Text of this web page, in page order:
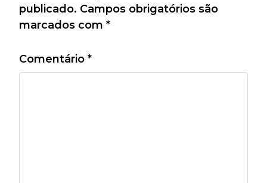
publicado. Campos obrigatórios são
marcados com *
Comentário *